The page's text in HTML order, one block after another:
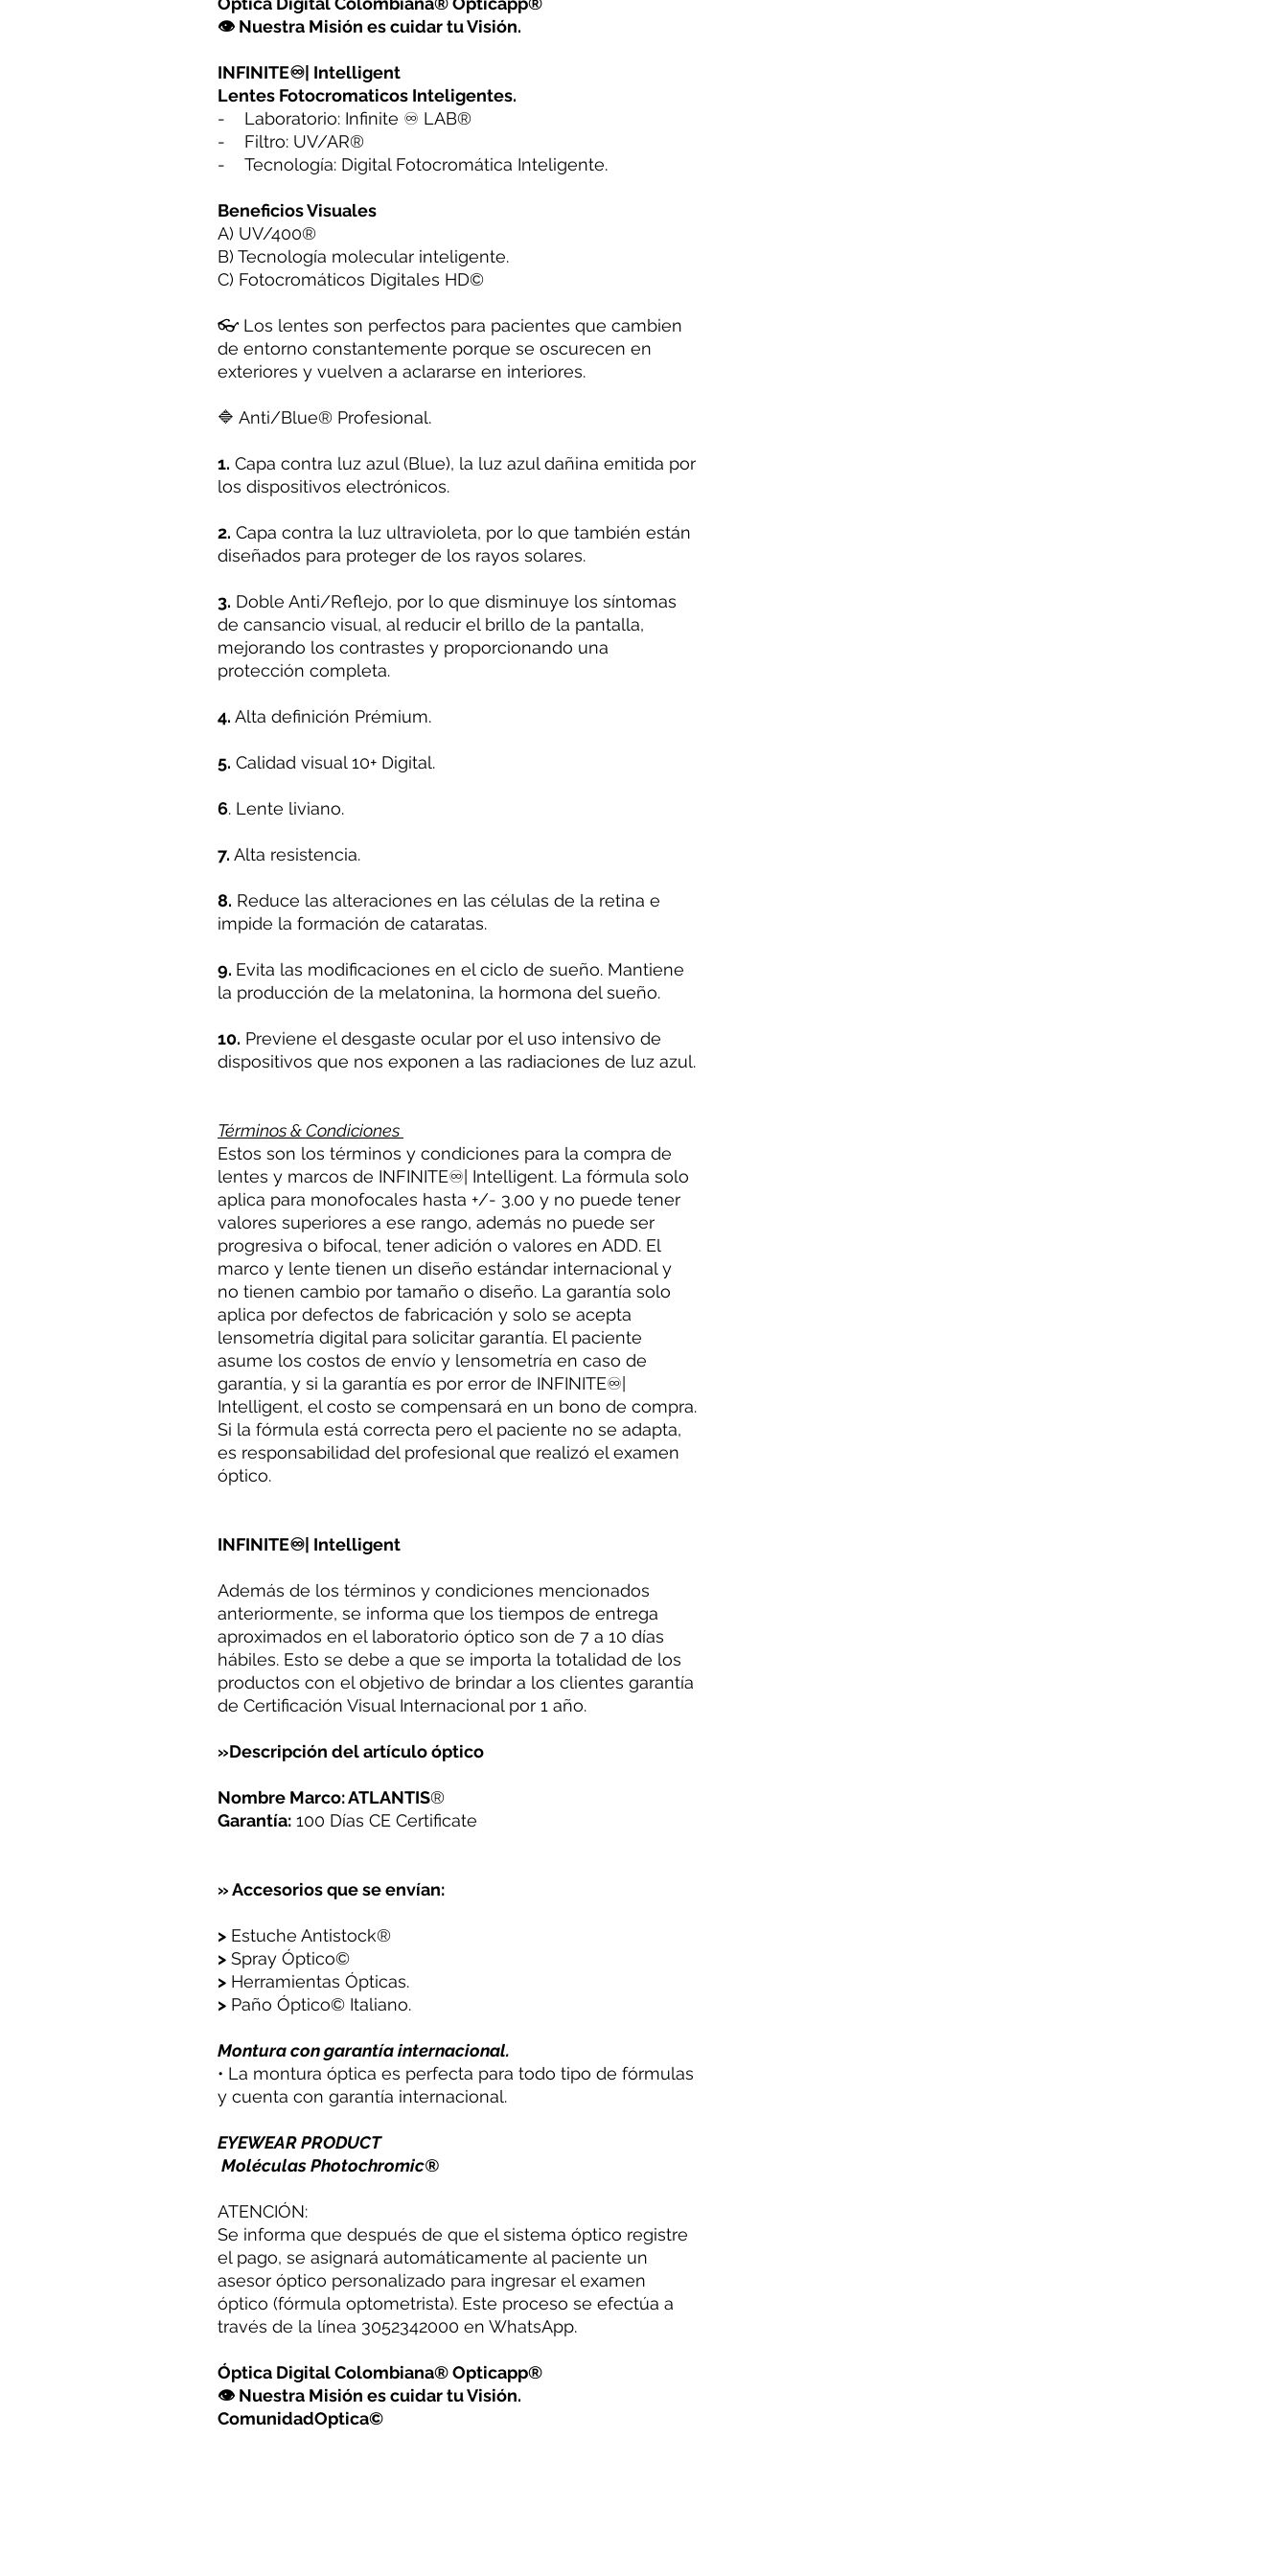
👁 Nuestra Misión es cuidar tu Visión.
INFINITE♾| Intelligent
Lentes Fotocromaticos Inteligentes.
- Laboratorio: Infinite ♾ LAB®️
- Filtro: UV/AR®️
- Tecnología: Digital Fotocromática Inteligente.
Beneficios Visuales
A) UV/400®️
B) Tecnología molecular inteligente.
C) Fotocromáticos Digitales HD©️
👓 Los lentes son perfectos para pacientes que cambien
de entorno constantemente porque se oscurecen en
exteriores y vuelven a aclararse en interiores.
🔷 Anti/Blue®️ Profesional.
1. Capa contra luz azul (Blue), la luz azul dañina emitida por
los dispositivos electrónicos.
2. Capa contra la luz ultravioleta, por lo que también están
diseñados para proteger de los rayos solares.
3. Doble Anti/Reflejo, por lo que disminuye los síntomas
de cansancio visual, al reducir el brillo de la pantalla,
mejorando los contrastes y proporcionando una
protección completa.
4. Alta definición Prémium.
5. Calidad visual 10+ Digital.
6. Lente liviano.
7. Alta resistencia.
8. Reduce las alteraciones en las células de la retina e
impide la formación de cataratas.
9. Evita las modificaciones en el ciclo de sueño. Mantiene
la producción de la melatonina, la hormona del sueño.
10. Previene el desgaste ocular por el uso intensivo de
dispositivos que nos exponen a las radiaciones de luz azul.
Términos & Condiciones
Estos son los términos y condiciones para la compra de
lentes y marcos de INFINITE♾| Intelligent. La fórmula solo
aplica para monofocales hasta +/- 3.00 y no puede tener
valores superiores a ese rango, además no puede ser
progresiva o bifocal, tener adición o valores en ADD. El
marco y lente tienen un diseño estándar internacional y
no tienen cambio por tamaño o diseño. La garantía solo
aplica por defectos de fabricación y solo se acepta
lensometría digital para solicitar garantía. El paciente
asume los costos de envío y lensometría en caso de
garantía, y si la garantía es por error de INFINITE♾|
Intelligent, el costo se compensará en un bono de compra.
Si la fórmula está correcta pero el paciente no se adapta,
es responsabilidad del profesional que realizó el examen
óptico.
INFINITE♾| Intelligent
Además de los términos y condiciones mencionados
anteriormente, se informa que los tiempos de entrega
aproximados en el laboratorio óptico son de 7 a 10 días
hábiles. Esto se debe a que se importa la totalidad de los
productos con el objetivo de brindar a los clientes garantía
de Certificación Visual Internacional por 1 año.
»Descripción del artículo óptico
Nombre Marco: ATLANTIS®
Garantía: 100 Días CE Certificate
» Accesorios que se envían:
> Estuche Antistock®
> Spray Óptico©
> Herramientas Ópticas.
> Paño Óptico© Italiano.
Montura con garantía internacional.
• La montura óptica es perfecta para todo tipo de fórmulas
y cuenta con garantía internacional.
EYEWEAR PRODUCT
Moléculas Photochromic®
ATENCIÓN:
Se informa que después de que el sistema óptico registre
el pago, se asignará automáticamente al paciente un
asesor óptico personalizado para ingresar el examen
óptico (fórmula optometrista). Este proceso se efectúa a
través de la línea 3052342000 en WhatsApp.
Óptica Digital Colombiana® Opticapp®
👁 Nuestra Misión es cuidar tu Visión.
ComunidadOptica©